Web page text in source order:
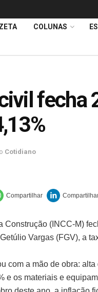
COLUNAS
fecha
Cotidiano
Construção (INCC-M)
Vargas (FGV), a
com a mão de obra:
e os materiais e